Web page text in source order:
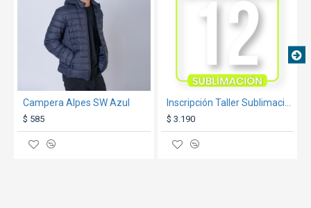
Campera Alpes SW Azul
$ 585 $ 3.190